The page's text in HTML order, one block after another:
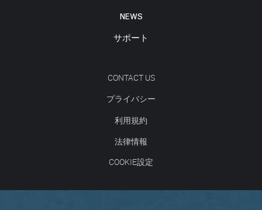
NEWS
サポート
CONTACT US
プライバシー
利用規約
法律情報
COOKIE設定